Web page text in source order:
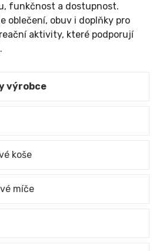
funkčnost a dostupnost.
oblečení, obuv i doplňky pro
aktivity, které podporují
výrobce
koše
míče